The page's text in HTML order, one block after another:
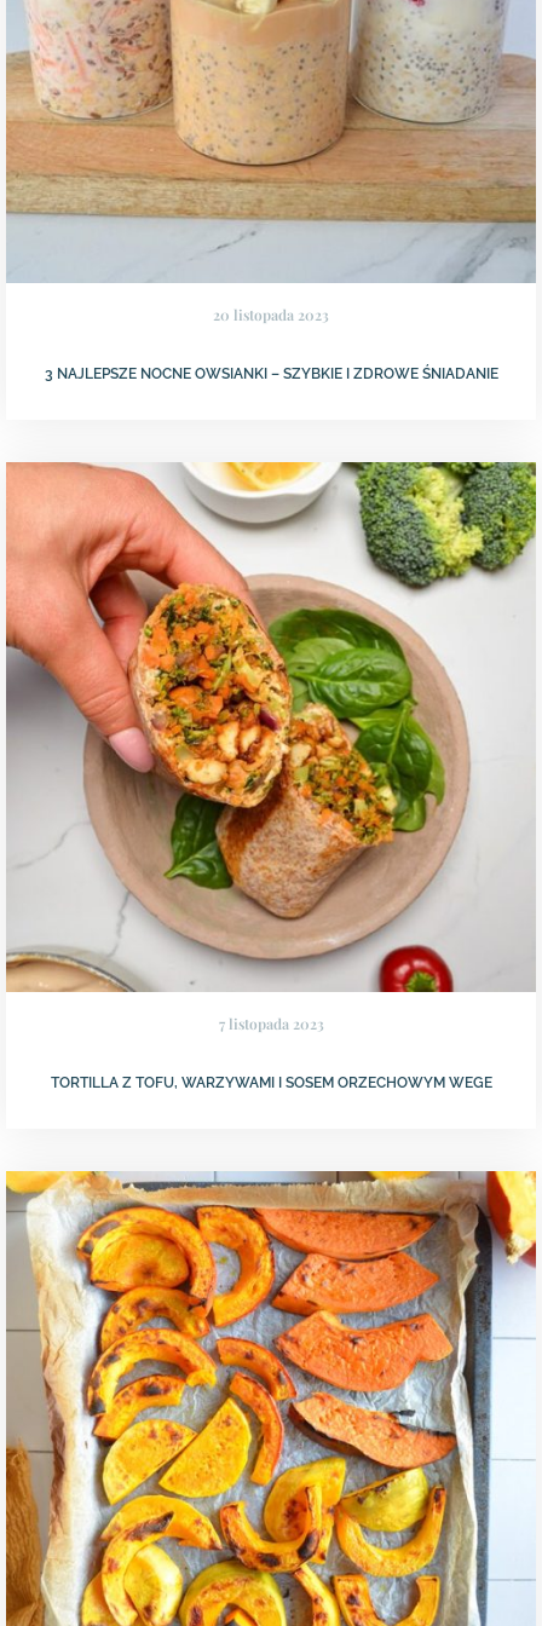
20 listopada 2023
3 NAJLEPSZE NOCNE OWSIANKI – SZYBKIE I ZDROWE ŚNIADANIE
7 listopada 2023
TORTILLA Z TOFU, WARZYWAMI I SOSEM ORZECHOWYM WEGE